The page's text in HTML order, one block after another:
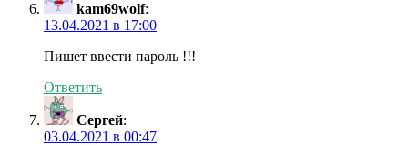
kam69wolf:
13.04.2021 в 17:00
Пишет ввести пароль !!!
Ответить
Сергей:
03.04.2021 в 00:47